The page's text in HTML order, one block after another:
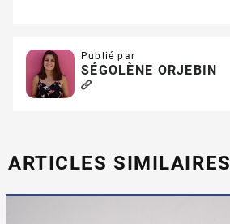
Publié par
SÉGOLÈNE ORJEBIN
ARTICLES SIMILAIRES